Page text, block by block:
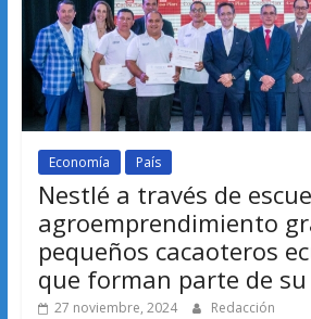
Economía País
Nestlé a través de
agroemprendimiento
pequeños cacaoteros
que forman parte de
27 noviembre, 2024 Redacción